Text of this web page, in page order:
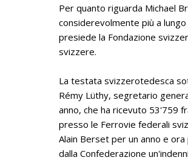
Per quanto riguarda Michael
considerevolmente più a
presiede la Fondazione
svizzere.
La testata svizzerotedesca
Rémy Lüthy, segretario
anno, che ha ricevuto 53'759
presso le Ferrovie federali
Alain Berset per un anno e
dalla Confederazione